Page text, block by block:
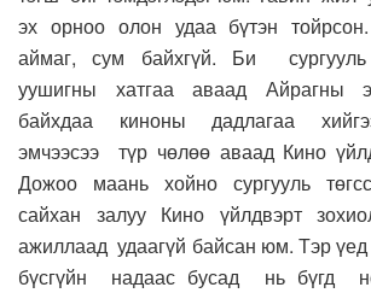
эх орноо олон удаа бүтэн
аймаг, сум байхгүй. Би сургууль
уушигны хатгаа аваад Айрагны
байхдаа киноны дадлагаа
эмчээсээ түр чөлөө аваад Кино
Дожоо маань хойно сургууль
сайхан залуу Кино үйлдвэрт
ажиллаад удаагүй байсан юм. Тэр
бүсгүйн надаас бусад нь бүгд